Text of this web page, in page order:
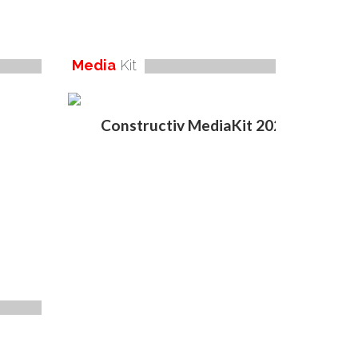
Media Kit
Constructiv MediaKit 2020